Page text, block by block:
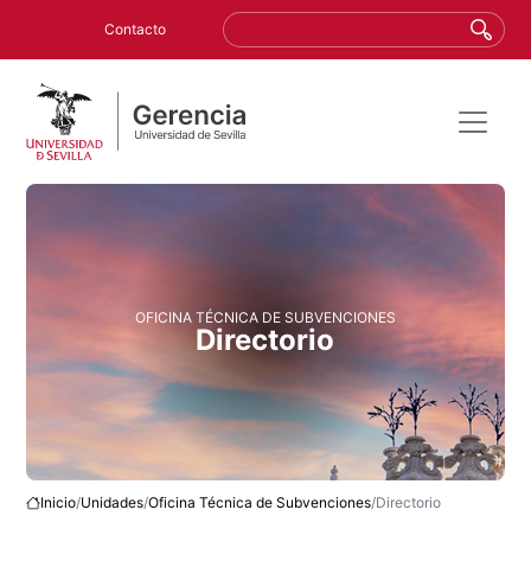
Pasar al contenido principal
Contacto Buscar
OFICINA TÉCNICA DE SUBVENCIONES
Directorio
Inicio Unidades Oficina Técnica de Subvenciones Directorio